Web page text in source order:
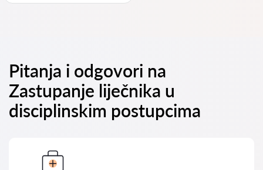
Pitanja i odgovori na
Zastupanje liječnika u
disciplinskim postupcima